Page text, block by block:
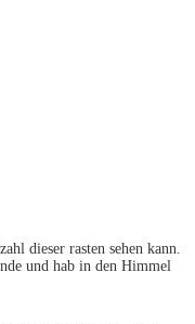
dieser rasten sehen kann.
und hab in den Himmel